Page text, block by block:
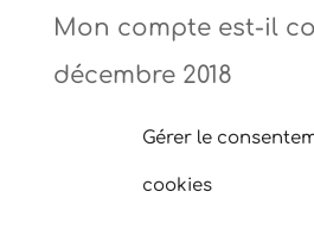
Gérer le
cookies
Mon compte est-il
décembre 2018
Grosse connexion!
Est-ce qu’il est dur à